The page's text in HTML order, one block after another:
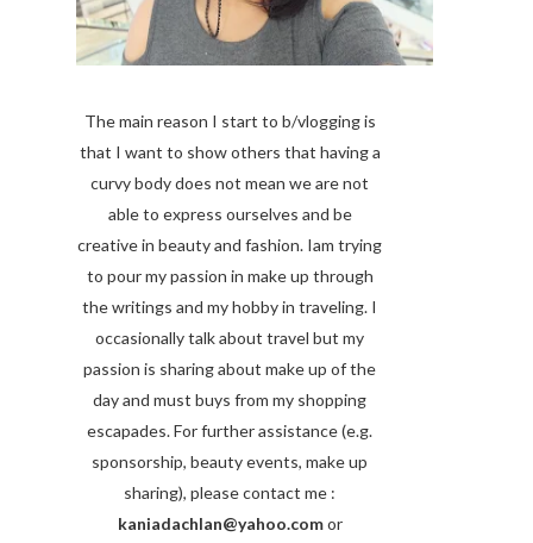
The main reason I start to b/vlogging is
that I want to show others that having a
curvy body does not mean we are not
able to express ourselves and be
creative in beauty and fashion. Iam trying
to pour my passion in make up through
the writings and my hobby in traveling. I
occasionally talk about travel but my
passion is sharing about make up of the
day and must buys from my shopping
escapades. For further assistance (e.g.
sponsorship, beauty events, make up
sharing), please contact me :
kaniadachlan@yahoo.comor